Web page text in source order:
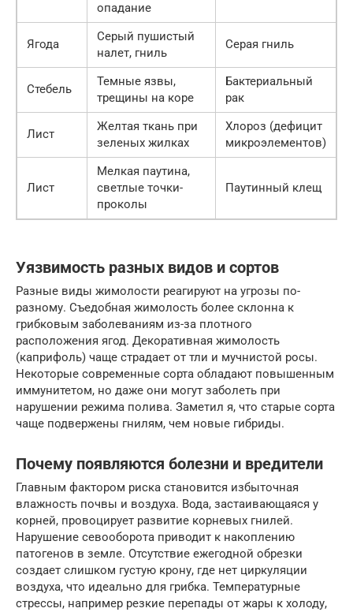
опадание
Ягода
Серый пушистый
налет, гниль
Серая гниль
Стебель
Темные язвы,
трещины на коре
Бактериальный
рак
Лист
Желтая ткань при
зеленых жилках
Хлороз (дефицит
микроэлементов)
Лист
Мелкая паутина,
светлые точки-
проколы
Паутинный клещ
Уязвимость разных видов и сортов
Разные виды жимолости реагируют на угрозы по-
разному. Съедобная жимолость более склонна к
грибковым заболеваниям из-за плотного
расположения ягод. Декоративная жимолость
(каприфоль) чаще страдает от тли и мучнистой росы.
Некоторые современные сорта обладают повышенным
иммунитетом, но даже они могут заболеть при
нарушении режима полива. Заметил я, что старые сорта
чаще подвержены гнилям, чем новые гибриды.
Почему появляются болезни и вредители
Главным фактором риска становится избыточная
влажность почвы и воздуха. Вода, застаивающаяся у
корней, провоцирует развитие корневых гнилей.
Нарушение севооборота приводит к накоплению
патогенов в земле. Отсутствие ежегодной обрезки
создает слишком густую крону, где нет циркуляции
воздуха, что идеально для грибка. Температурные
стрессы, например резкие перепады от жары к холоду,